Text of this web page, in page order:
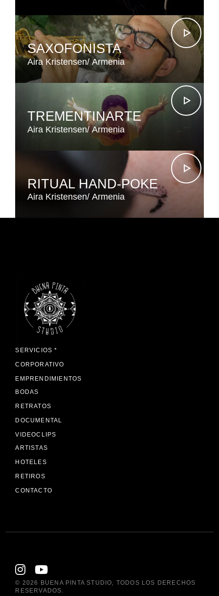
SAXOFONISTA
Aira Kristensen Armenia
TREMENTINARTE
Aira Kristensen Armenia
RITUAL HAND-POKE
Aira Kristensen Armenia
SERVICIOS *
CORPORATIVO
EMPRENDIMIENTOS
BODAS
RETRATOS
DOCUMENTAL
VIDEOCLIPS
ARTISTAS
HOTELES
RETIROS
CONTACTO
© 2026 BUENA PINTA STUDIO, TODOS LOS DERECHOS
RESERVADOS.